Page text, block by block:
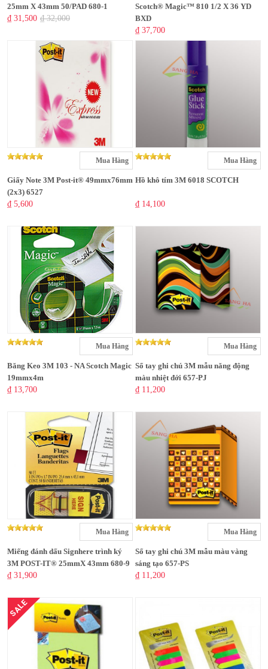
25mm X 43mm 50/PAD 680-1
₫ 31,500 ₫ 32,000
Scotch® Magic™ 810 1/2 X 36 YD
BXD
₫ 37,700
Mua Hàng
Giấy Note 3M Post-it® 49mmx76mm
(2x3) 6527
₫ 5,600
Mua Hàng
Hồ khô tím 3M 6018 SCOTCH
₫ 14,100
Mua Hàng
Băng Keo 3M 103 - NA Scotch Magic
19mmx4m
₫ 13,700
Mua Hàng
Sổ tay ghi chú 3M mẫu năng động
màu nhiệt đới 657-PJ
₫ 11,200
Mua Hàng
Miếng đánh dấu Signhere trình ký
3M POST-IT® 25mmX 43mm 680-9
₫ 31,900
Mua Hàng
Sổ tay ghi chú 3M mẫu màu vàng
sáng tạo 657-PS
₫ 11,200
SALE